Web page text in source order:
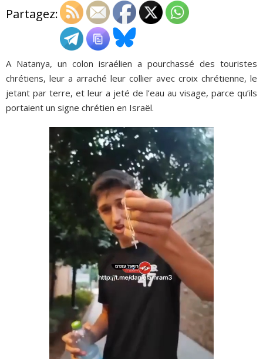
QUI SOMMES-NOUS ?
ADHÉSIONS, DONS, CONTACT
Partagez:
A Natanya, un colon israélien a pourchassé des touristes
chrétiens, leur a arraché leur collier avec croix chrétienne, le
jetant par terre, et leur a jeté de l’eau au visage, parce qu’ils
portaient un signe chrétien en Israël.